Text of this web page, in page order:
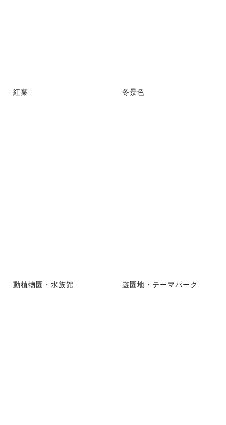
紅葉 冬景色
動植物園・水族館 遊園地・テーマパーク